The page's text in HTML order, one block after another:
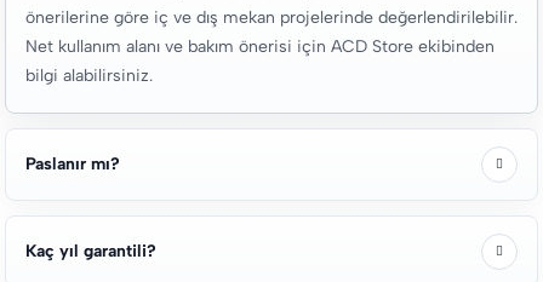
önerilerine göre iç ve dış mekan projelerinde değerlendirilebilir.
Net kullanım alanı ve bakım önerisi için ACD Store ekibinden
bilgi alabilirsiniz.
Paslanır mı?
Kaç yıl garantili?